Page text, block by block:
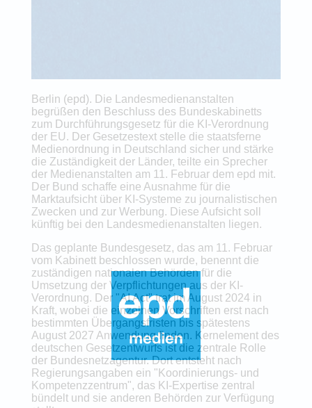
Berlin (epd). Die Landesmedienanstalten
begrüßen den Beschluss des Bundeskabinetts
zum Durchführungsgesetz für die KI-Verordnung
der EU. Der Gesetzestext stelle die staatsferne
Medienordnung in Deutschland sicher und stärke
die Zuständigkeit der Länder, teilte ein Sprecher
der Medienanstalten am 11. Februar dem epd mit.
Der Bund schaffe eine Ausnahme für die
Marktaufsicht über KI-Systeme zu journalistischen
Zwecken und zur Werbung. Diese Aufsicht soll
künftig bei den Landesmedienanstalten liegen.
Das geplante Bundesgesetz, das am 11. Februar
vom Kabinett beschlossen wurde, benennt die
zuständigen nationalen Behörden für die
Umsetzung der Verpflichtungen aus der KI-
Verordnung. Der "AI Act" trat im August 2024 in
Kraft, wobei die einzelnen Vorschriften erst nach
bestimmten Übergangsfristen bis spätestens
August 2027 Anwendung finden. Kernelement des
deutschen Gesetzentwurfs ist die zentrale Rolle
der Bundesnetzagentur. Dort entsteht nach
Regierungsangaben ein "Koordinierungs- und
Kompetenzzentrum", das KI-Expertise zentral
bündelt und sie anderen Behörden zur Verfügung